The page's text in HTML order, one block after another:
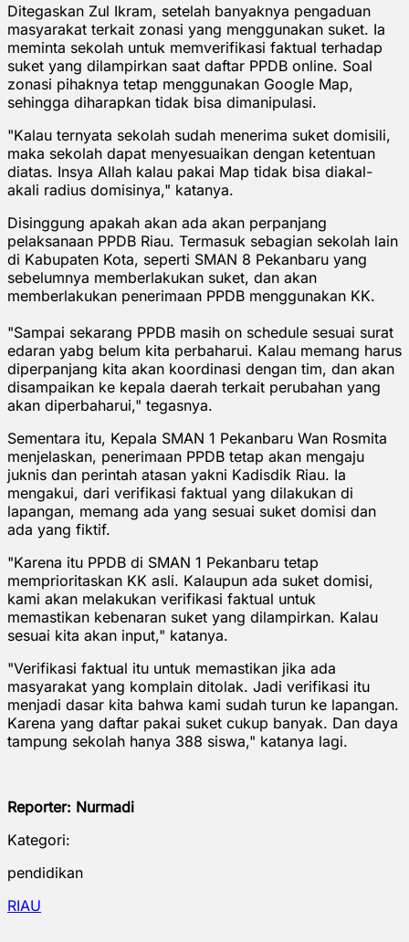
Ditegaskan Zul Ikram, setelah banyaknya pengaduan
masyarakat terkait zonasi yang menggunakan suket. Ia
meminta sekolah untuk memverifikasi faktual terhadap
suket yang dilampirkan saat daftar PPDB online. Soal
zonasi pihaknya tetap menggunakan Google Map,
sehingga diharapkan tidak bisa dimanipulasi.
"Kalau ternyata sekolah sudah menerima suket domisili,
maka sekolah dapat menyesuaikan dengan ketentuan
diatas. Insya Allah kalau pakai Map tidak bisa diakal-
akali radius domisinya," katanya.
Disinggung apakah akan ada akan perpanjang
pelaksanaan PPDB Riau. Termasuk sebagian sekolah lain
di Kabupaten Kota, seperti SMAN 8 Pekanbaru yang
sebelumnya memberlakukan suket, dan akan
memberlakukan penerimaan PPDB menggunakan KK.
"Sampai sekarang PPDB masih on schedule sesuai surat
edaran yabg belum kita perbaharui. Kalau memang harus
diperpanjang kita akan koordinasi dengan tim, dan akan
disampaikan ke kepala daerah terkait perubahan yang
akan diperbaharui," tegasnya.
Sementara itu, Kepala SMAN 1 Pekanbaru Wan Rosmita
menjelaskan, penerimaan PPDB tetap akan mengaju
juknis dan perintah atasan yakni Kadisdik Riau. Ia
mengakui, dari verifikasi faktual yang dilakukan di
lapangan, memang ada yang sesuai suket domisi dan
ada yang fiktif.
"Karena itu PPDB di SMAN 1 Pekanbaru tetap
memprioritaskan KK asli. Kalaupun ada suket domisi,
kami akan melakukan verifikasi faktual untuk
memastikan kebenaran suket yang dilampirkan. Kalau
sesuai kita akan input," katanya.
"Verifikasi faktual itu untuk memastikan jika ada
masyarakat yang komplain ditolak. Jadi verifikasi itu
menjadi dasar kita bahwa kami sudah turun ke lapangan.
Karena yang daftar pakai suket cukup banyak. Dan daya
tampung sekolah hanya 388 siswa," katanya lagi.
Reporter: Nurmadi
Kategori:
pendidikan
RIAU